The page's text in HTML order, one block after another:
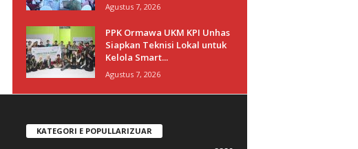
Agustus 7, 2026
PPK Ormawa UKM KPI Unhas
Siapkan Teknisi Lokal untuk
Kelola Smart...
Agustus 7, 2026
KATEGORI E POPULLARIZUAR